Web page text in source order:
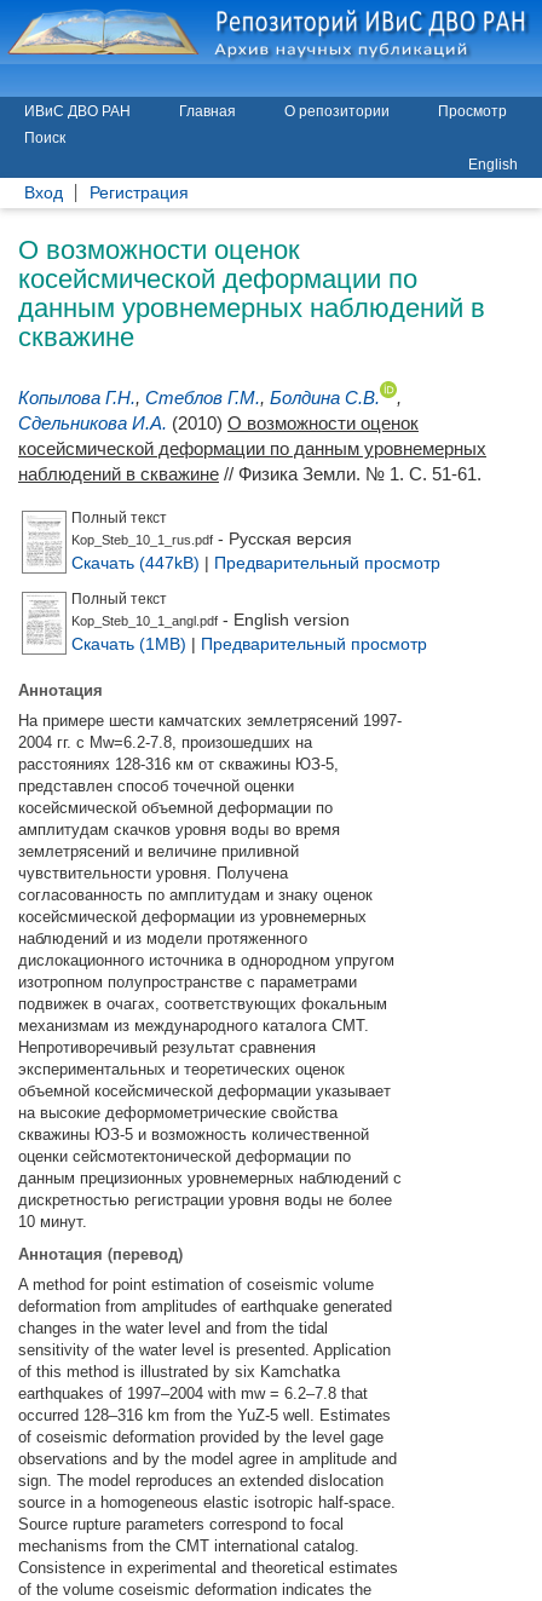
ИВиС ДВО РАН Главная О репозитории
Просмотр
Поиск
English
Вход Регистрация
О возможности оценок
косейсмической деформации по
данным уровнемерных наблюдений в
скважине
Копылова Г.Н., Стеблов Г.М., Болдина С.В.
,
Сдельникова И.А. (2010) О возможности оценок
косейсмической деформации по данным уровнемерных
наблюдений в скважине // Физика Земли. № 1. С. 51-61.
Полный текст
Kop_Steb_10_1_rus.pdf - Русская версия
Скачать (447kB) | Предварительный просмотр
Полный текст
Kop_Steb_10_1_angl.pdf - English version
Скачать (1MB) | Предварительный просмотр
Аннотация
На примере шести камчатских землетрясений 1997-
2004 гг. с Мw=6.2-7.8, произошедших на
расстояниях 128-316 км от скважины ЮЗ-5,
представлен способ точечной оценки
косейсмической объемной деформации по
амплитудам скачков уровня воды во время
землетрясений и величине приливной
чувствительности уровня. Получена
согласованность по амплитудам и знаку оценок
косейсмической деформации из уровнемерных
наблюдений и из модели протяженного
дислокационного источника в однородном упругом
изотропном полупространстве с параметрами
подвижек в очагах, соответствующих фокальным
механизмам из международного каталога СМТ.
Непротиворечивый результат сравнения
экспериментальных и теоретических оценок
объемной косейсмической деформации указывает
на высокие деформометрические свойства
скважины ЮЗ-5 и возможность количественной
оценки сейсмотектонической деформации по
данным прецизионных уровнемерных наблюдений с
дискретностью регистрации уровня воды не более
10 минут.
Аннотация (перевод)
A method for point estimation of coseismic volume
deformation from amplitudes of earthquake generated
changes in the water level and from the tidal
sensitivity of the water level is presented. Application
of this method is illustrated by six Kamchatka
earthquakes of 1997–2004 with mw = 6.2–7.8 that
occurred 128–316 km from the YuZ-5 well. Estimates
of coseismic deformation provided by the level gage
observations and by the model agree in amplitude and
sign. The model reproduces an extended dislocation
source in a homogeneous elastic isotropic half-space.
Source rupture parameters correspond to focal
mechanisms from the CMT international catalog.
Consistence in experimental and theoretical estimates
of the volume coseismic deformation indicates the